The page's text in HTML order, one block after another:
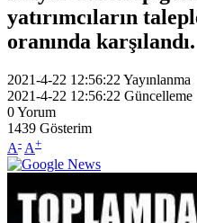
yatırımcıların
oranında karşılandı.
2021-4-22 12:56:22 Yayınlanma
2021-4-22 12:56:22 Güncelleme
0Yorum
1439 Gösterim
A- A+